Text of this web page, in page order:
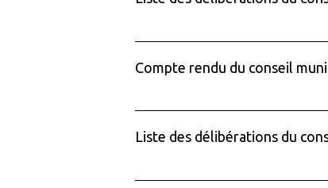
Compte rendu du conseil
Liste des délibérations du